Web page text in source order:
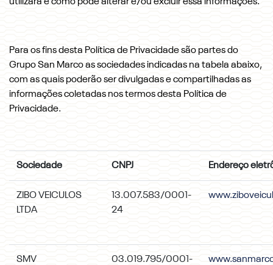
Para os fins desta Política de Privacidade são partes do
Grupo San Marco as sociedades indicadas na tabela abaixo,
com as quais poderão ser divulgadas e compartilhadas as
informações coletadas nos termos desta Política de
Privacidade.
Sociedade CNPJ Endereço
ZIBO VEICULOS
LTDA
13.007.583/0001-
24
SMV
03.019.795/0001-